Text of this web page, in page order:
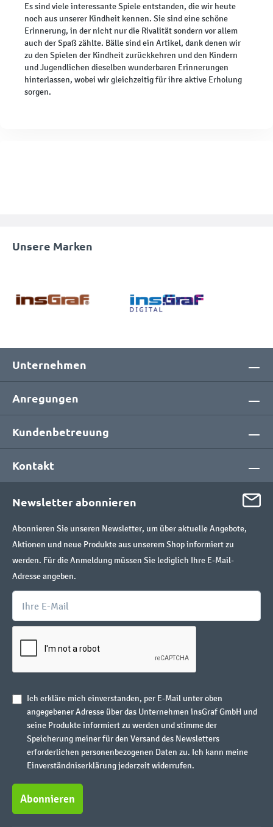
Es sind viele interessante Spiele entstanden, die wir heute
noch aus unserer Kindheit kennen. Sie sind eine schöne
Erinnerung, in der nicht nur die Rivalität sondern vor allem
auch der Spaß zählte. Bälle sind ein Artikel, dank denen wir
zu den Spielen der Kindheit zurückkehren und den Kindern
und Jugendlichen dieselben wunderbaren Erinnerungen
hinterlassen, wobei wir gleichzeitig für ihre aktive Erholung
sorgen.
Unsere Marken
Unternehmen
Anregungen
Kundenbetreuung
Kontakt
Newsletter abonnieren
Abonnieren Sie unseren Newsletter, um über aktuelle Angebote,
Aktionen und neue Produkte aus unserem Shop informiert zu
werden. Für die Anmeldung müssen Sie lediglich Ihre E-Mail-
Adresse angeben.
Ich erkläre mich einverstanden, per E-Mail unter oben
angegebener Adresse über das Unternehmen insGraf GmbH und
seine Produkte informiert zu werden und stimme der
Speicherung meiner für den Versand des Newsletters
erforderlichen personenbezogenen Daten zu. Ich kann meine
Einverständniserklärung jederzeit widerrufen.
Abonnieren